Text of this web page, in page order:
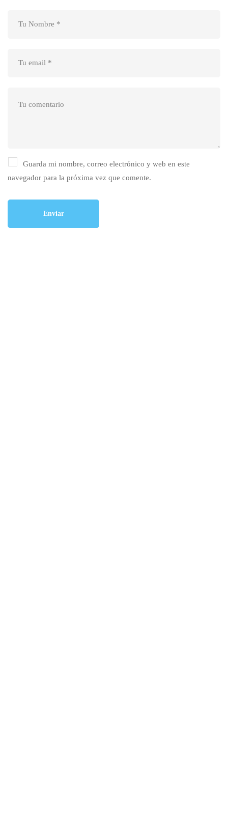
Guarda mi nombre, correo electrónico y web en este
navegador para la próxima vez que comente.